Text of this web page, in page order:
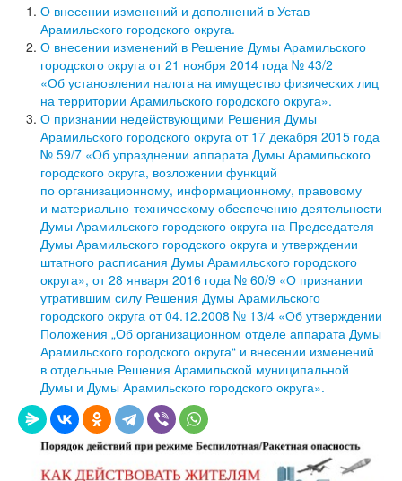
О внесении изменений и дополнений в Устав
Арамильского городского округа.
О внесении изменений в Решение Думы Арамильского
городского округа от 21 ноября 2014 года № 43/2
«Об установлении налога на имущество физических лиц
на территории Арамильского городского округа».
О признании недействующими Решения Думы
Арамильского городского округа от 17 декабря 2015 года
№ 59/7 «Об упразднении аппарата Думы Арамильского
городского округа, возложении функций
по организационному, информационному, правовому
и материально-техническому обеспечению деятельности
Думы Арамильского городского округа на Председателя
Думы Арамильского городского округа и утверждении
штатного расписания Думы Арамильского городского
округа», от 28 января 2016 года № 60/9 «О признании
утратившим силу Решения Думы Арамильского
городского округа от 04.12.2008 № 13/4 «Об утверждении
Положения „Об организационном отделе аппарата Думы
Арамильского городского округа“ и внесении изменений
в отдельные Решения Арамильской муниципальной
Думы и Думы Арамильского городского округа».